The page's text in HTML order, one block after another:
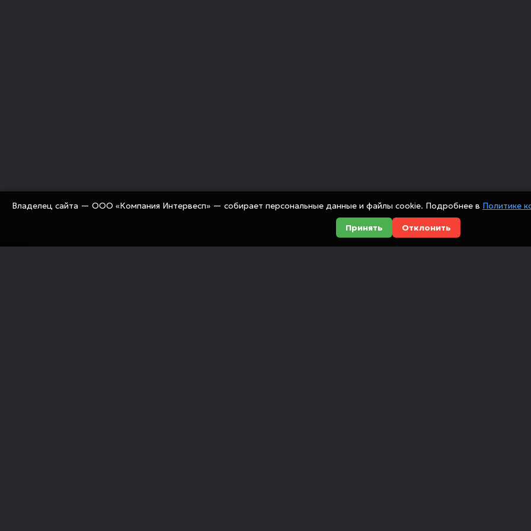
Владелец сайта — ООО «Компания Интервесп» — собирает персональные данные и файлы cookie. Подробнее в Политике
Принять Отклонить